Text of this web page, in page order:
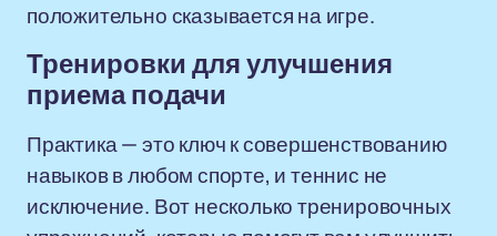
положительно сказывается на игре.
Тренировки для улучшения
приема подачи
Практика — это ключ к совершенствованию
навыков в любом спорте, и теннис не
исключение. Вот несколько тренировочных